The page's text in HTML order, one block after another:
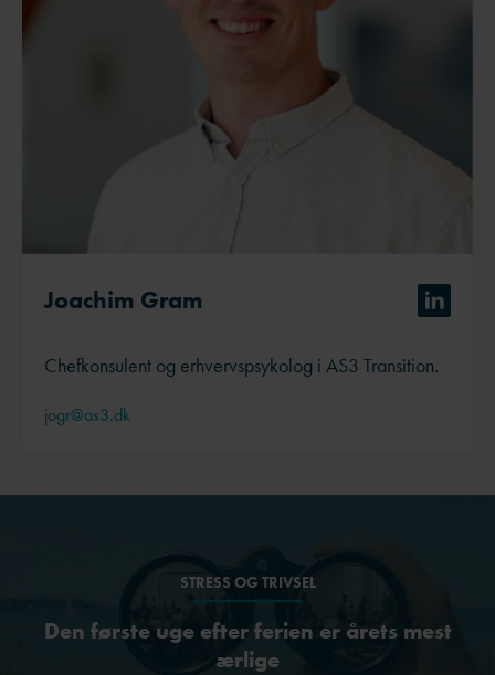
Joachim Gram
Chefkonsulent og erhvervspsykolog i AS3 Transition.
jogr@as3.dk
STRESS OG TRIVSEL
Den første uge efter ferien er årets mest
ærlige